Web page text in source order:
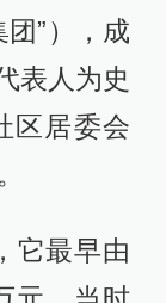
”），成
表人为史
区居委会
最早由